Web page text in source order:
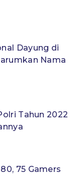
Dayung di
Nama
Tahun 2022
75 Gamers